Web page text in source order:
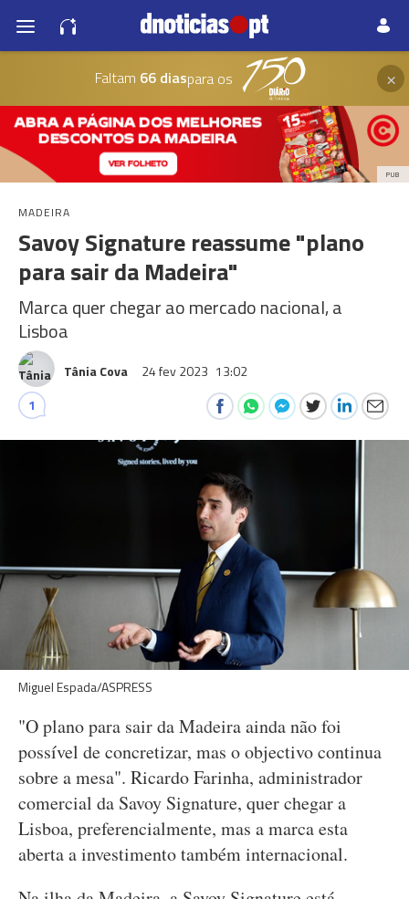
Faltam 66 diaspara os ×
PUB
MADEIRA
Savoy Signature reassume "plano
para sair da Madeira"
Marca quer chegar ao mercado nacional, a
Lisboa
Tânia Cova 24 fev 2023 13:02
1
Miguel Espada/ASPRESS
"O plano para sair da Madeira ainda não foi
possível de concretizar, mas o objectivo continua
sobre a mesa". Ricardo Farinha, administrador
comercial da Savoy Signature, quer chegar a
Lisboa, preferencialmente, mas a marca esta
aberta a investimento também internacional.